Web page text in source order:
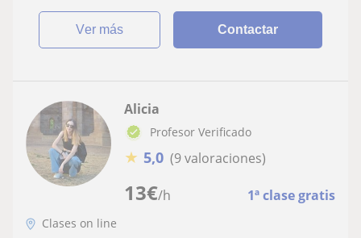
ver más Contactar
13€/h 1ª clase gratis
Alicia
Profesor Verificado
★ 5,0 (9 valoraciones)
Clases on line